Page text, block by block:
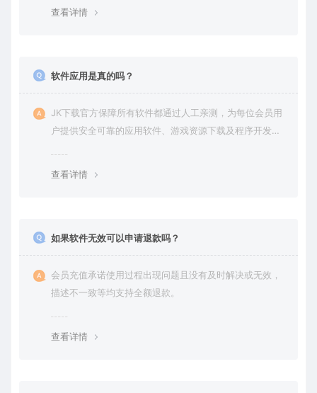
查看详情
软件应用是真的吗？
JK下载官方保障所有软件都通过人工亲测，为每位会员用
户提供安全可靠的应用软件、游戏资源下载及程序开发服
查看详情
如果软件无效可以申请退款吗？
会员充值承诺使用过程出现问题且没有及时解决或无效，
描述不一致等均支持全额退款。
查看详情